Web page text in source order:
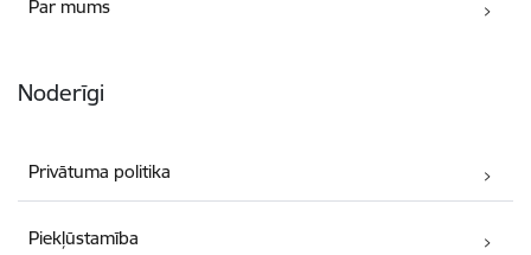
Par mums
Noderīgi
Privātuma politika
Piekļūstamība